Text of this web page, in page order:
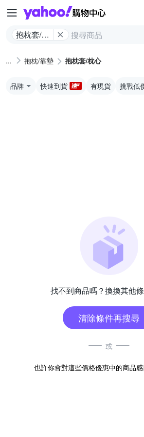
Yahoo購
抱枕套/枕
抱枕/靠墊 抱枕套/枕心
品牌 快速到貨 有現貨 挑戰低
找不到商品嗎？換換其他條
清除條件再搜尋
或
也許你會對這些價格優惠中的商品感